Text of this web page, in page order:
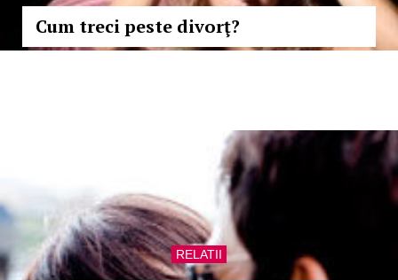
Cum treci peste divorţ?
RELATII